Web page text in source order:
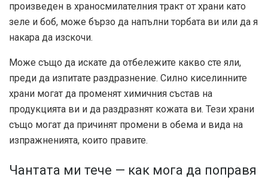
произведен в храносмилателния тракт от храни като
зеле и боб, може бързо да напълни торбата ви или да я
накара да изскочи.
Може също да искате да отбележите какво сте яли,
преди да изпитате раздразнение. Силно киселинните
храни могат да променят химичния състав на
продукцията ви и да раздразнят кожата ви. Тези храни
също могат да причинят промени в обема и вида на
изпражненията, които правите.
Чантата ми тече — как мога да поправя